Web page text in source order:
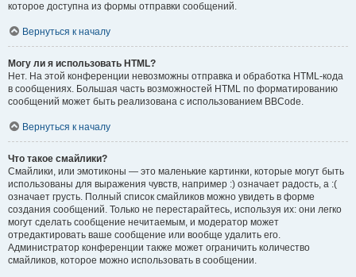
которое доступна из формы отправки сообщений.
Вернуться к началу
Могу ли я использовать HTML?
Нет. На этой конференции невозможны отправка и обработка HTML-кода
в сообщениях. Большая часть возможностей HTML по форматированию
сообщений может быть реализована с использованием BBCode.
Вернуться к началу
Что такое смайлики?
Смайлики, или эмотиконы — это маленькие картинки, которые могут быть
использованы для выражения чувств, например :) означает радость, а :(
означает грусть. Полный список смайликов можно увидеть в форме
создания сообщений. Только не перестарайтесь, используя их: они легко
могут сделать сообщение нечитаемым, и модератор может
отредактировать ваше сообщение или вообще удалить его.
Администратор конференции также может ограничить количество
смайликов, которое можно использовать в сообщении.